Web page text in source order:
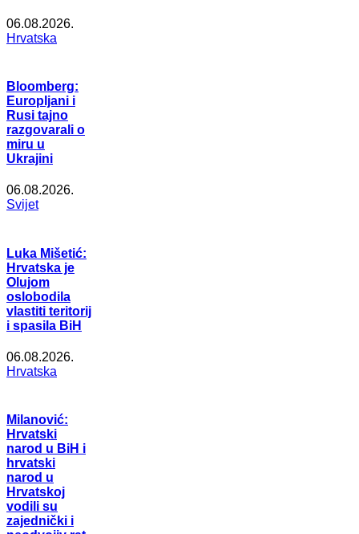
06.08.2026.
Hrvatska
Bloomberg:
Europljani i
Rusi tajno
razgovarali o
miru u
Ukrajini
06.08.2026.
Svijet
Luka Mišetić:
Hrvatska je
Olujom
oslobodila
vlastiti teritorij
i spasila BiH
06.08.2026.
Hrvatska
Milanović:
Hrvatski
narod u BiH i
hrvatski
narod u
Hrvatskoj
vodili su
zajednički i